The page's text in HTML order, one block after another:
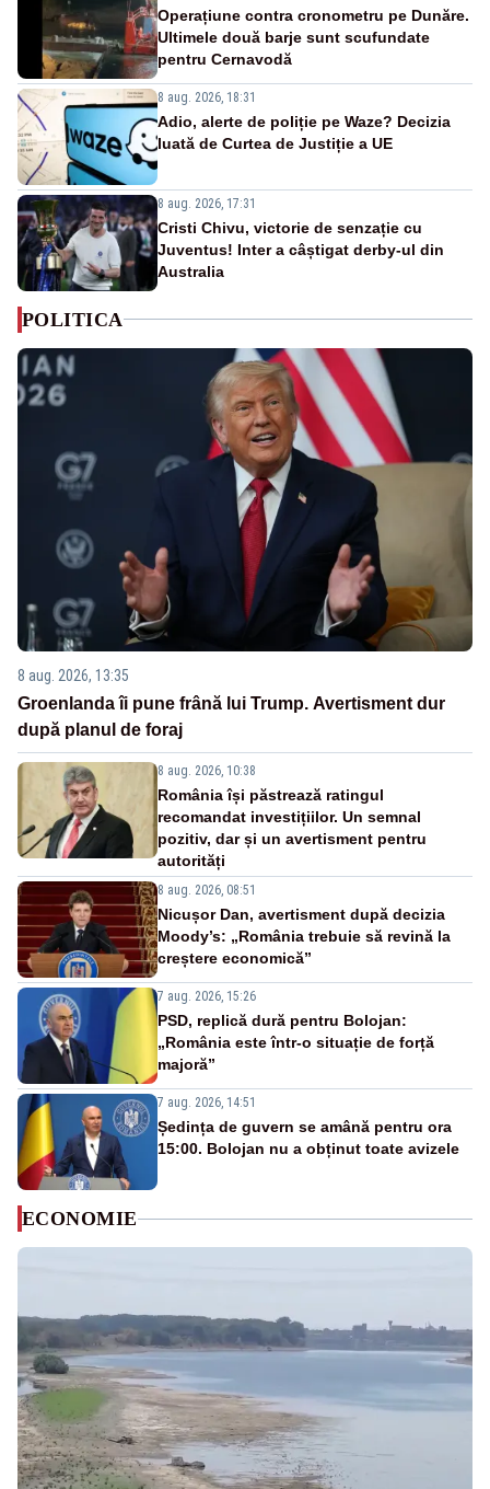
Operațiune contra cronometru pe Dunăre.
Ultimele două barje sunt scufundate
pentru Cernavodă
8 aug. 2026, 18:31
Adio, alerte de poliție pe Waze? Decizia
luată de Curtea de Justiție a UE
8 aug. 2026, 17:31
Cristi Chivu, victorie de senzație cu
Juventus! Inter a câștigat derby-ul din
Australia
POLITICA
8 aug. 2026, 13:35
Groenlanda îi pune frână lui Trump. Avertisment dur
după planul de foraj
8 aug. 2026, 10:38
România își păstrează ratingul
recomandat investițiilor. Un semnal
pozitiv, dar și un avertisment pentru
autorități
8 aug. 2026, 08:51
Nicușor Dan, avertisment după decizia
Moody’s: „România trebuie să revină la
creștere economică”
7 aug. 2026, 15:26
PSD, replică dură pentru Bolojan:
„România este într-o situație de forță
majoră”
7 aug. 2026, 14:51
Ședința de guvern se amână pentru ora
15:00. Bolojan nu a obținut toate avizele
ECONOMIE